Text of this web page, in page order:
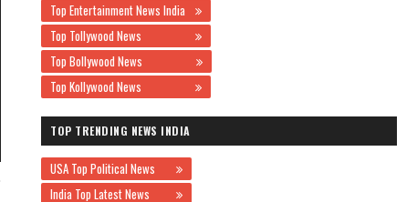
Top Entertainment News India
Top Tollywood News
Top Bollywood News
Top Kollywood News
TOP TRENDING NEWS INDIA
USA Top Political News
India Top Latest News